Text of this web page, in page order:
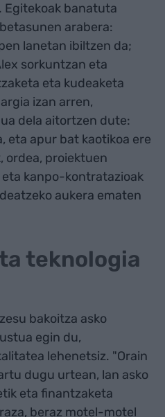
Egitekoak banatuta
arabera:
lanetan ibiltzen da;
sorkuntzan eta
eta kudeaketa
izan arren,
dela aitortzen dute:
eta apur bat kaotikoa ere
ordea, proiektuen
kanpo-kontratazioak
aukera ematen
teknologia
bakoitza asko
egin du,
lehenetsiz. "Orain
dugu urtean, lan asko
eta finantzaketa
beraz motel-motel